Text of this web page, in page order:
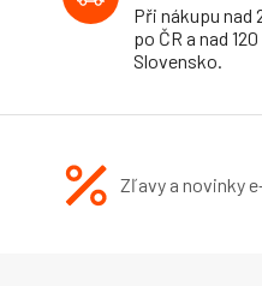
Při nákupu nad
po ČR a nad
Slovensko.
Zľavy a novinky